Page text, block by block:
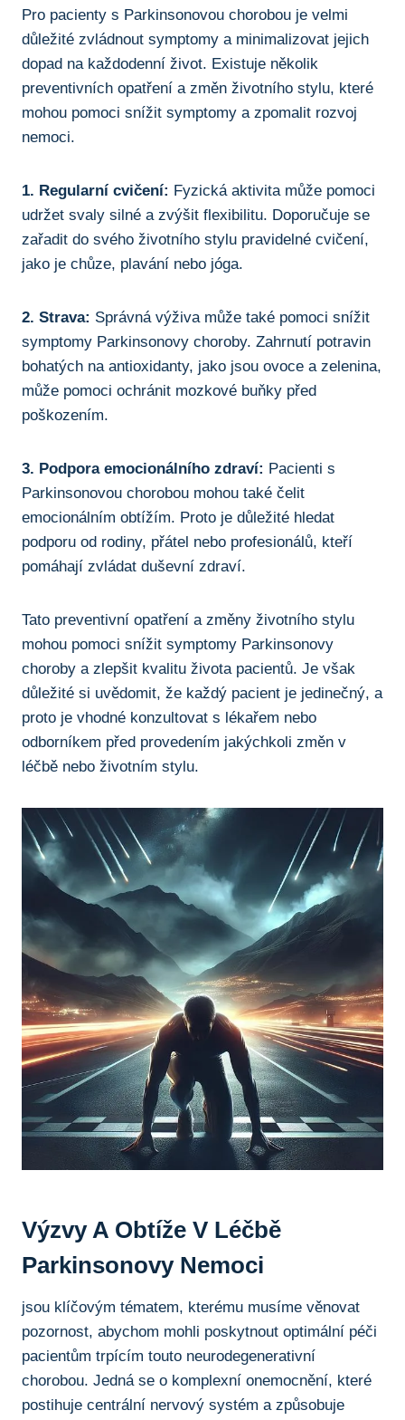
Pro pacienty s Parkinsonovou chorobou je velmi
důležité zvládnout⁤ symptomy a minimalizovat jejich
dopad na každodenní ​život. Existuje několik
preventivních opatření a změn životního stylu, ⁤které
mohou pomoci snížit symptomy a⁢ zpomalit ‍rozvoj
⁣nemoci.
1. Regularní cvičení: Fyzická aktivita může pomoci
udržet svaly silné a‌ zvýšit flexibilitu. Doporučuje se
zařadit ⁣do svého životního stylu pravidelné cvičení,
jako⁢ je chůze,‍ plavání ‍nebo jóga.
2. Strava: Správná výživa může také pomoci‌ snížit
symptomy Parkinsonovy choroby. Zahrnutí potravin
bohatých na antioxidanty, jako jsou ​ovoce a zelenina,
může pomoci ochránit​ mozkové buňky před
poškozením.
3. Podpora emocionálního zdraví: ⁣Pacienti s
Parkinsonovou chorobou mohou také čelit
emocionálním obtížím. Proto je důležité hledat​
podporu od rodiny, přátel‍ nebo profesionálů, kteří
pomáhají zvládat duševní zdraví.
Tato preventivní opatření a ⁤změny životního stylu
mohou ⁢pomoci snížit⁣ symptomy Parkinsonovy​
choroby a ⁤zlepšit ⁢kvalitu života pacientů. ⁤Je však
důležité si ⁣uvědomit, že ‍každý pacient je jedinečný, a
proto je ‍vhodné konzultovat s lékařem ​nebo
odborníkem před ‍provedením jakýchkoli změn v
léčbě nebo‌ životním stylu.
Výzvy⁢ A ⁤obtíže V Léčbě⁢
Parkinsonovy ⁢nemoci
jsou klíčovým tématem, kterému musíme věnovat
pozornost, abychom mohli poskytnout optimální péči⁢
pacientům trpícím touto‍ neurodegenerativní
chorobou. Jedná‌ se o komplexní onemocnění, které
postihuje centrální nervový​ systém ‍a způsobuje